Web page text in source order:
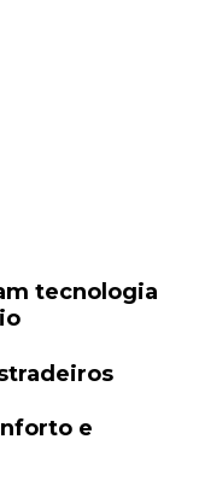
tecnologia
e